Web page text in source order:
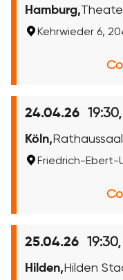
Hamburg,
Kehrwieder 6,
24.04.26
Köln,
Friedrich-Ebert-
25.04.26
Hilden, Hilden